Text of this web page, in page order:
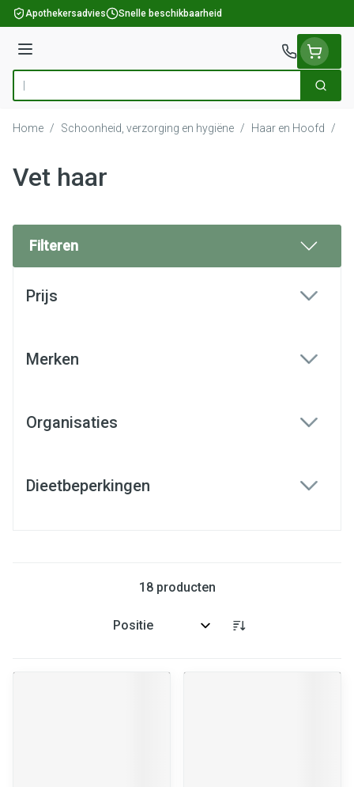
Ga naar de inhoud
Apothekersadvies Snelle beschikbaarheid
Menu
Product, merk, categorie... Zoek
Home / Schoonheid, verzorging en hygiëne / Haar en Hoofd /
Vet haar
Filteren
Prijs
Merken
Organisaties
Dieetbeperkingen
18producten
Sorteer op: